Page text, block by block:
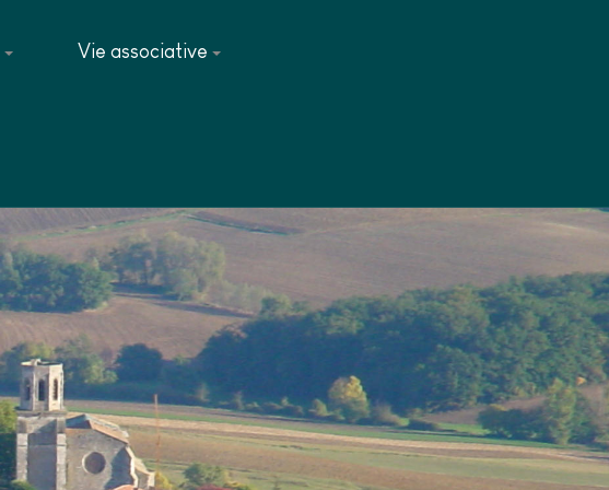
Vie associative